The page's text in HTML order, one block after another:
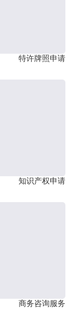
特许牌照申请
知识产权申请
商务咨询服务